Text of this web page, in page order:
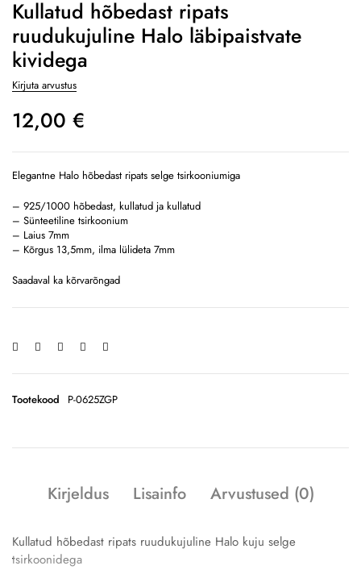
Kullatud hõbedast ripats
ruudukujuline Halo läbipaistvate
kividega
Kirjuta arvustus
12,00 €
Elegantne Halo hõbedast ripats selge tsirkooniumiga
– 925/1000 hõbedast, kullatud ja kullatud
– Sünteetiline tsirkoonium
– Laius 7mm
– Kõrgus 13,5mm, ilma lülideta 7mm
Saadaval ka kõrvarõngad
Tootekood P-0625ZGP
Kirjeldus Lisainfo Arvustused (0)
Kullatud hõbedast ripats ruudukujuline Halo kuju selge
tsirkoonidega